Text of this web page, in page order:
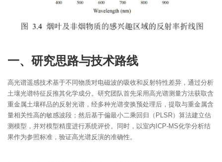
一、研究思路与技术路线
高光谱遥感技术基于不同物质对电磁波的吸收和反射特性差异，通过分析
土壤光谱特征反推其化学成分。研究团队首先采用高光谱测量方法获取含
重金属土壤样品的反射光谱，经多种光谱变换预处理后，提取与重金属含
量相关性高的敏感波段；然后基于偏最小二乘回归（PLSR）算法建立估
测模型，并对模型精度进行系统评价。同时，以室内ICP-MS化学分析结
果作为参照标准，验证高光谱反演的准确性。